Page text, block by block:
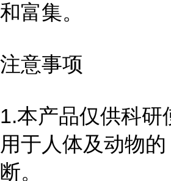
和富集。
注意事项
1.本产品仅供科研
用于人体及动物
断。